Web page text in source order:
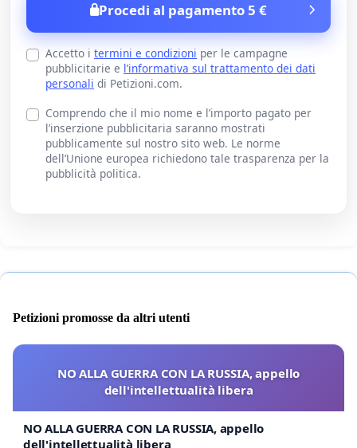
Procedi al pagamento 5 €
Accetto i termini e condizioni per le campagne
pubblicitarie e l’informativa sul trattamento dei dati
personali di Petizioni.com.
Comprendo che il mio nome e l’importo pagato per
l’inserzione pubblicitaria saranno mostrati
pubblicamente sul nostro sito web. Le norme
dell’Unione europea richiedono tale trasparenza per la
pubblicità politica.
Petizioni promosse da altri utenti
NO ALLA GUERRA CON LA RUSSIA, appello
dell'intellettualità libera
NO ALLA GUERRA CON LA RUSSIA, appello
dell'intellettualità libera